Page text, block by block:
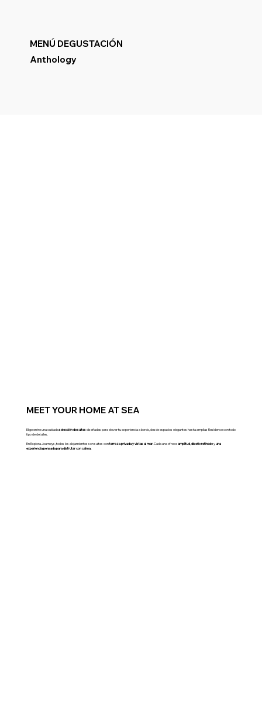
MENÚ DEGUSTACIÓN
Anthology
MEET YOUR HOME AT SEA
Elige entre una cuidadaselección de suites diseñadas para elevar tu experiencia a bordo, desde espacios elegantes hasta amplias Residence con todo
tipo de detalles.
En Explora Journeys, todos los alojamientos son suites conterraza privada y vistas al mar. Cada una ofreceamplitud, diseño refinadoyuna
experiencia pensada para disfrutar con calma.